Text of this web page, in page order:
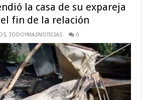
la casa de su expareja
fin de la relación
,TODOYMASNOTICIAS 0